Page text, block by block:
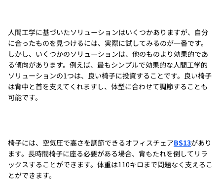
人間工学に基づいたソリューションはいくつかありますが、自分
に合ったものを見つけるには、実際に試してみるのが一番です。
しかし、いくつかのソリューションは、他のものより効果的であ
る傾向があります。例えば、最もシンプルで効果的な人間工学的
ソリューションの1つは、良い椅子に投資することです。良い椅子
は背中と首を支えてくれますし、体型に合わせて調節することも
可能です。
椅子には、空気圧で高さを調節できるオフィスチェアBS13があり
ます。長時間椅子に座る必要がある場合、背もたれを倒してリラ
ックスすることができます。体重は110キロまで問題なく支えるこ
とができます。